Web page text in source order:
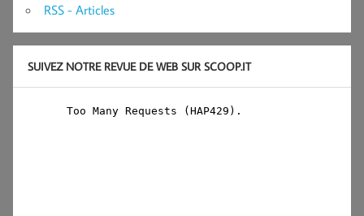
RSS - Articles
SUIVEZ NOTRE REVUE DE WEB SUR SCOOP.IT